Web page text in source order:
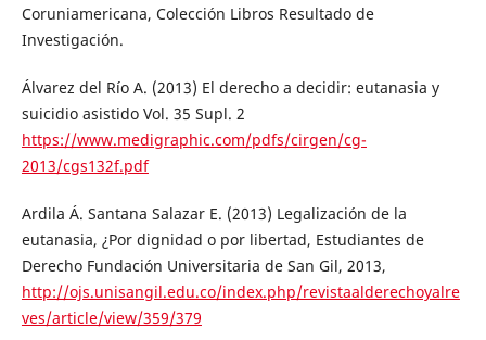
Coruniamericana, Colección Libros Resultado de
Investigación.
Álvarez del Río A. (2013) El derecho a decidir: eutanasia y
suicidio asistido Vol. 35 Supl. 2
https://www.medigraphic.com/pdfs/cirgen/cg-
2013/cgs132f.pdf
Ardila Á. Santana Salazar E. (2013) Legalización de la
eutanasia, ¿Por dignidad o por libertad, Estudiantes de
Derecho Fundación Universitaria de San Gil, 2013,
http://ojs.unisangil.edu.co/index.php/revistaalderechoyalre
ves/article/view/359/379